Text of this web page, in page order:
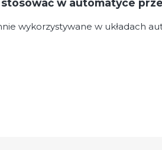
w automatyce
wykorzystywane w układach